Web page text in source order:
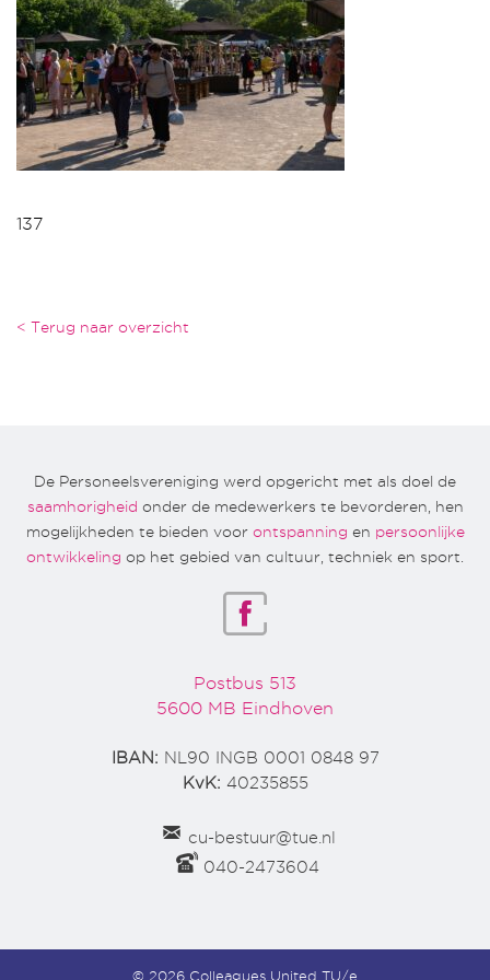
137
< Terug naar overzicht
De Personeelsvereniging werd opgericht met als doel de
saamhorigheid onder de medewerkers te bevorderen, hen
mogelijkheden te bieden voor ontspanning en persoonlijke
ontwikkeling op het gebied van cultuur, techniek en sport.
Postbus 513
5600 MB Eindhoven
IBAN: NL90 INGB 0001 0848 97
KvK: 40235855
cu-bestuur@tue.nl
040-2473604
© 2026 Colleagues United TU/e